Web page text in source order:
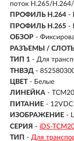
поток H.265/H.264/
ПРОФИЛЬ H.264 -
ПРОФИЛЬ H.265 -
ОБЗОР -
РАЗЪЕМЫ /
ТИП 1 - Для
ТНВЭД -
ЦВЕТ - Белые
ЛИНЕЙКА -
ПИТАНИЕ - 12VDC
ИЗОБРАЖЕНИЕ -
СЕРИЯ - iDS-
ТИП - Для